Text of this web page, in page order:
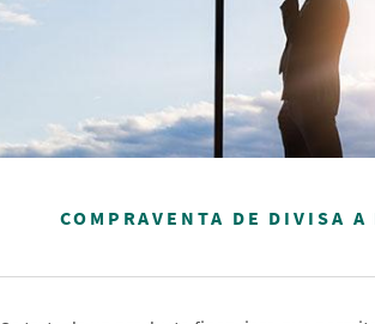
COMPRAVENTA DE DIVISA